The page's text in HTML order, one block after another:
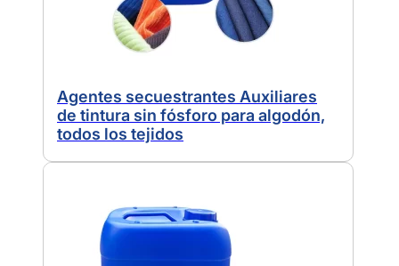
Agentes secuestrantes Auxiliares
de tintura sin fósforo para algodón,
todos los tejidos